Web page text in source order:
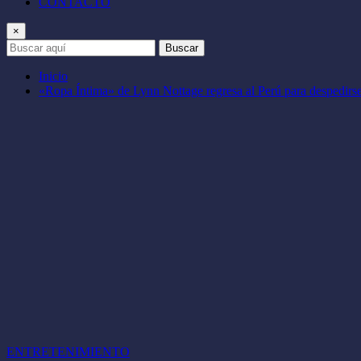
×
Buscar
Inicio
«Ropa Íntima» de Lynn Nottage regresa al Perú para
ENTRETENIMIENTO